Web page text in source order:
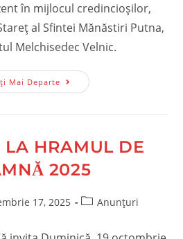
în mijlocul credincioșilor,
al Sfintei Mănăstiri Putna,
Melchisedec Velnic.
Mai DeparteHramul
De
LA HRAMUL DE
2025
17, 2025
PostAnunțuri